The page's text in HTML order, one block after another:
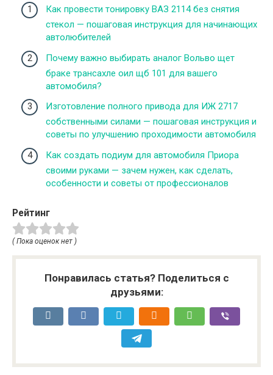
Как провести тонировку ВАЗ 2114 без снятия
стекол — пошаговая инструкция для начинающих
автолюбителей
Почему важно выбирать аналог Вольво щет
браке трансахле оил щб 101 для вашего
автомобиля?
Изготовление полного привода для ИЖ 2717
собственными силами — пошаговая инструкция и
советы по улучшению проходимости автомобиля
Как создать подиум для автомобиля Приора
своими руками — зачем нужен, как сделать,
особенности и советы от профессионалов
Рейтинг
( Пока оценок нет )
Понравилась статья? Поделиться с
друзьями: